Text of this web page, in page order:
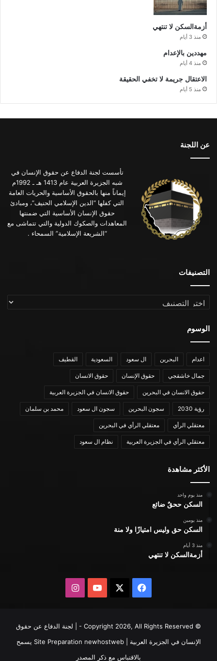
أزمةالسكن لا تنتهي
منذ 3 أيام
مهددين بالإعدام
منذ 4 أيام
الاعتقال جريمة لا تخفي الحقيقة
منذ 5 أيام
عن اللجنة
تأسست لجنة الدفاع عن حقوق الإنسان في
شبه الجزيرة العربية عام 1413 هـ ـ 1992م
إيماناً منها بالحقوق الأساسية والحريات العامة
التي كفلها “الدين الإسلامي الحنيف”، ومبادئ
حقوق الإنسان الأساسية التي ضمنتها
المعاهدات والصكوك الدولية والتي تتماشى مع
“الشريعة الإسلامية” السمحاء .
التصنيفات
التصنيفات
الوسوم
اعدام البحرين ال سعود السعودية القطيف
جمال خاشقجي حقوق الإنسان حقوق الانسان
حقوق الانسان في البحرين حقوق الانسان في الجزيرة العربية
رؤية 2030 سجون البحرين سجون ال سعود محمد بن سلمان
معتقلي الرأي معتقلي الرأي في البحرين
معتقلي الرأي في الجزيرة العربية نظام ال سعود
الأكثر مشاهدة
منذ يوم واحد
السكن ححقٌ ضائع
منذ يومين
السكن حق وليس امتيازًا ولا منة
منذ 3 أيام
أزمةالسكن لا تنتهي
فيسبوك يوتيوبانستقرام
© Copyright 2026, All Rights Reserved - | لجنة الدفاع عن حقوق
الإنسان في الجزيرة العربية | Site Preparationnewhostweb
يسمح
بالاقتباس مع ذكر المصدر